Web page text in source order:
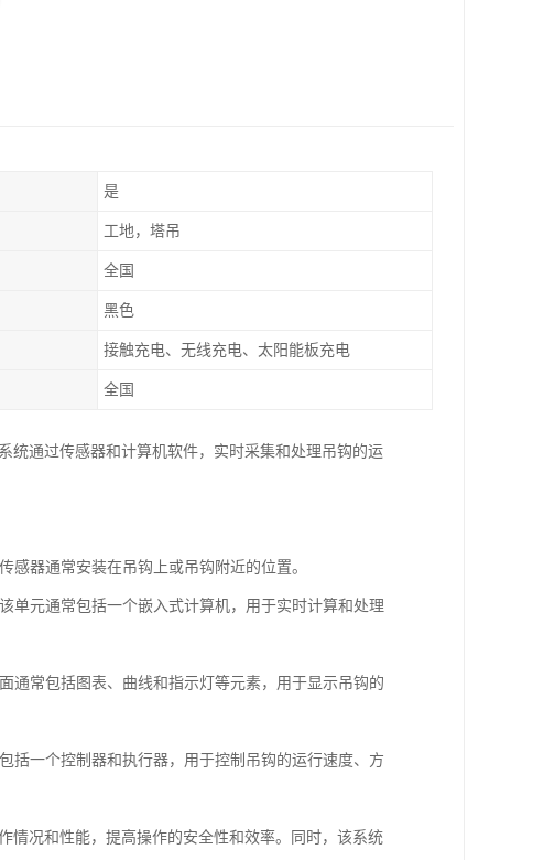
是
工地，塔吊
全国
黑色
接触充电、无线充电、太阳能板充电
全国
统通过传感器和计算机软件，实时采集和处理吊钩的运
感器通常安装在吊钩上或吊钩附近的位置。
单元通常包括一个嵌入式计算机，用于实时计算和处理
通常包括图表、曲线和指示灯等元素，用于显示吊钩的
括一个控制器和执行器，用于控制吊钩的运行速度、方
情况和性能，提高操作的安全性和效率。同时，该系统